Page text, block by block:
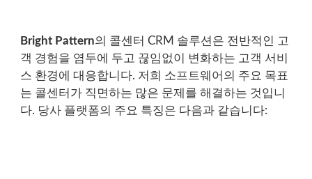
Bright Pattern의 콜센터 CRM 솔루션은 전반적인 고
객 경험을 염두에 두고 끊임없이 변화하는 고객 서비
스 환경에 대응합니다. 저희 소프트웨어의 주요 목표
는 콜센터가 직면하는 많은 문제를 해결하는 것입니
다. 당사 플랫폼의 주요 특징은 다음과 같습니다: